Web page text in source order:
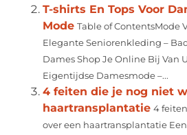
T-shirts En Tops Voor
Mode Table of ContentsMode
Elegante Seniorenkleding –
Dames Shop Je Online Bij Van
Eigentijdse Damesmode –...
4 feiten die je nog niet
haartransplantatie 4
over een haartransplantatie